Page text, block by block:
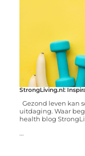
StrongLiving.nl:
Gezond leven kan
uitdaging. Waar
health blog
...